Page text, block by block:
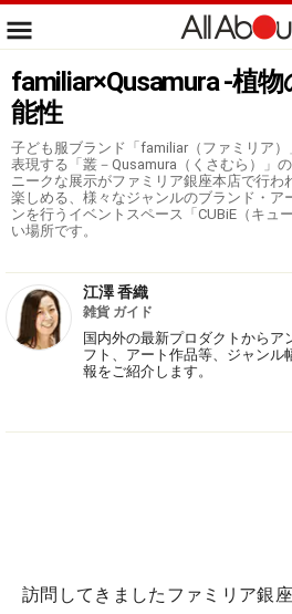
familiar×Qusamura -植
能性
子ども服ブランド「familiar（ファミリア
表現する「叢－Qusamura（くさむら）」
ニークな展示がファミリア銀座本店で行わ
楽しめる、様々なジャンルのブランド・ア
ンを行うイベントスペース「CUBiE（キュ
い場所です。
江澤 香織
雑貨 ガイド
国内外の最新プロダクトからア
フト、アート作品等、ジャン
報をご紹介します。
訪問してきましたファミリア銀